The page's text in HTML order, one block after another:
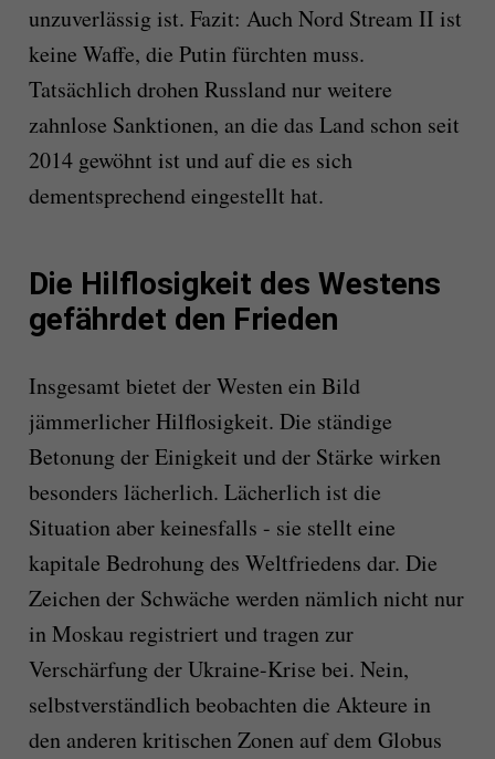
unzuverlässig ist. Fazit: Auch Nord Stream II ist
keine Waffe, die Putin fürchten muss.
Tatsächlich drohen Russland nur weitere
zahnlose Sanktionen, an die das Land schon seit
2014 gewöhnt ist und auf die es sich
dementsprechend eingestellt hat.
Die Hilflosigkeit des Westens
gefährdet den Frieden
Insgesamt bietet der Westen ein Bild
jämmerlicher Hilflosigkeit. Die ständige
Betonung der Einigkeit und der Stärke wirken
besonders lächerlich. Lächerlich ist die
Situation aber keinesfalls - sie stellt eine
kapitale Bedrohung des Weltfriedens dar. Die
Zeichen der Schwäche werden nämlich nicht nur
in Moskau registriert und tragen zur
Verschärfung der Ukraine-Krise bei. Nein,
selbstverständlich beobachten die Akteure in
den anderen kritischen Zonen auf dem Globus